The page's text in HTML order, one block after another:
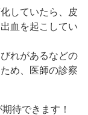
していたら、皮
血を起こしてい
れがあるなどの
め、医師の診察
待できます！